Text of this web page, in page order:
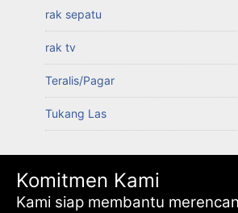
rak sepatu
rak tv
Teralis/Pagar
Tukang Las
Komitmen Kami
Kami siap membantu